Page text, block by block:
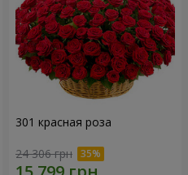
301 красная роза
24 306 грн